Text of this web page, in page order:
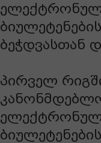
ბეჭდვასთან
პირველ